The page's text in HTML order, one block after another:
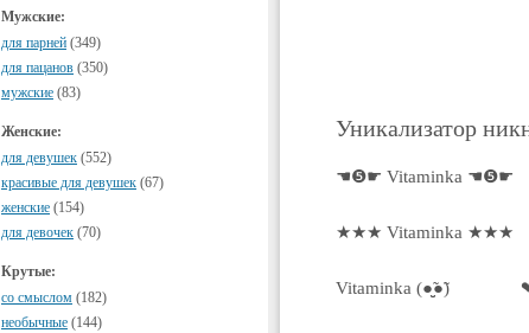
Мужские:
для парней (349)
для пацанов (350)
мужские (83)
Женские:
для девушек (552)
красивые для девушек (67)
женские (154)
для девочек (70)
Крутые:
cо смыслом (182)
необычные (144)
Уникализатор
☚❺☛ Vitaminka ☚❺☛
★★★ Vitaminka ★★★
Vitaminka (●̮̮̃●̃)